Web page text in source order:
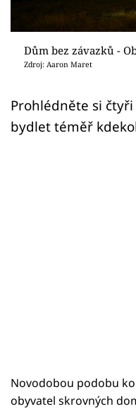
Přihlášení
Dům bez závazků -
Zdroj: Aaron Maret
Prohlédněte si
bydlet téměř
Novodobou podobu
obyvatel skrovných